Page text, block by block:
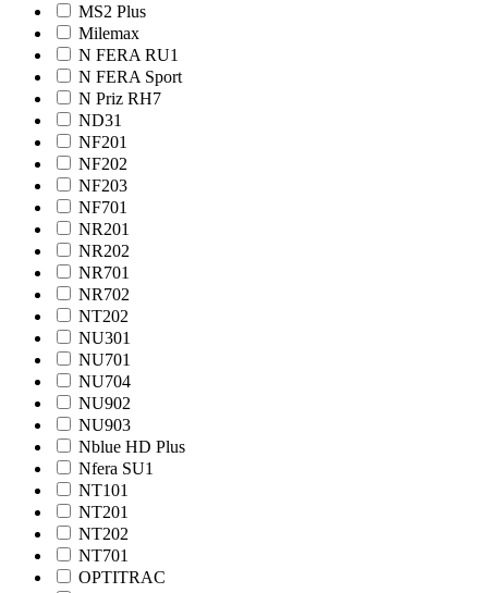
MS2 Plus
Milemax
N FERA RU1
N FERA Sport
N Priz RH7
ND31
NF201
NF202
NF203
NF701
NR201
NR202
NR701
NR702
NT202
NU301
NU701
NU704
NU902
NU903
Nblue HD Plus
Nfera SU1
NТ101
NТ201
NТ202
NТ701
OPTITRAC